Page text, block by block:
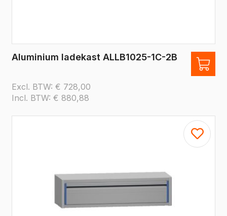
Aluminium ladekast ALLB1025-1C-2B
Excl. BTW: € 728,00
Incl. BTW: € 880,88